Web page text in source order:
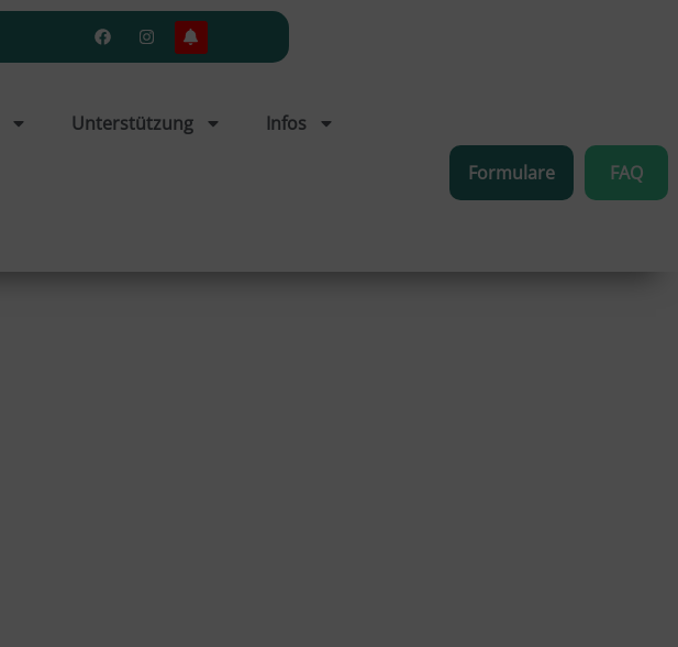
Unterstützung Infos
Formulare FAQ